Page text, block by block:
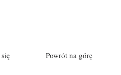
Powrót na górę